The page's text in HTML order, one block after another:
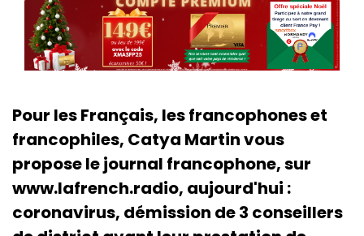
Pour les Français, les francophones et
francophiles, Catya Martin vous
propose le journal francophone, sur
www.lafrench.radio, aujourd'hui :
coronavirus, démission de 3 conseillers